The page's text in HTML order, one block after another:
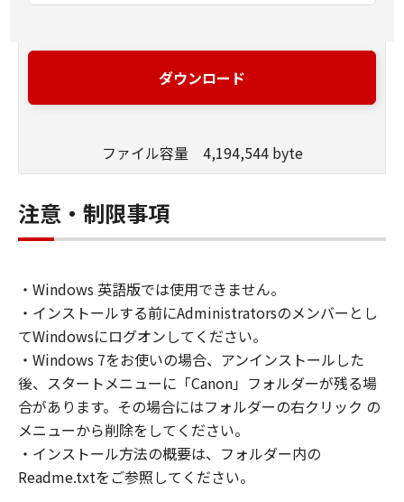
(1) キヤノンは、お客様が「キヤノン製品」を利
用する目的のために、「キヤノン製品」に直接
（本契約書においては、「本ソフトウェア」を
ること、またはコンピューターにおいて表示す
ること、アクセスすること、もしくは実行する
ことのいずれも含むものとします。）するため
お客様は、また「指定機器」にネットワークを
通じて接続されたコンピューター上で、かかる
コンピューターの使用者に対して「本ソフトウ
ェア」を使用させることができますが、かかる
コンピューターの使用者に本契約書上の義務お
よび条件を遵守させるとともに、その履行に関
し全責任を負うことを条件とします。
(2) お客様は、上記(1)に基づいて「本ソフトウ
ェア」を使用するためのバックアップとして、
「本ソフトウェア」を１部、複製することがで
ダウンロード
ファイル容量 4,194,544 byte
注意・制限事項
・Windows 英語版では使用できません。
・インストールする前にAdministratorsのメンバーとし
てWindowsにログオンしてください。
・Windows 7をお使いの場合、アンインストールした
後、スタートメニューに「Canon」フォルダーが残る場
合があります。その場合にはフォルダーの右クリック の
メニューから削除をしてください。
・インストール方法の概要は、フォルダー内の
Readme.txtをご参照してください。